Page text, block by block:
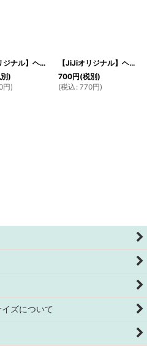
【JiJiオリジナル】ヘアゴムダブルリボンネイビーゴム太
)
円)
【JiJiオリジナル】ヘアゴムリボンネイビーゴム太×サテンリボン
700円(税別)
(税込 : 770円)
ズについて